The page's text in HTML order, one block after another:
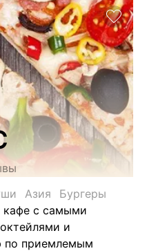
Азия
Бургеры
кафе с самыми
и
по приемлемым